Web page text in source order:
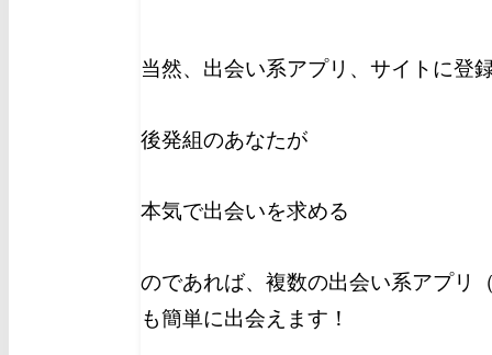
当然、出会い系アプリ、サイトに登
後発組のあなたが
本気で出会いを求める
のであれば、複数の出会い系アプリ
も簡単に出会えます！